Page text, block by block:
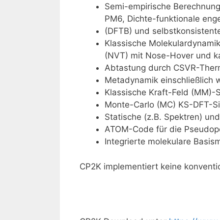
Semi-empirische
PM6, Dichte-funktionale
(DFTB) und
Klassische
(NVT) mit Nose-Hover und
Abtastung durch CSVR-
Metadynamik einschließlich
Klassische Kraft-Feld (MM)-
Monte-Carlo (MC) KS-DFT-
Statische (z.B. Spektren)
ATOM-Code für die
Integrierte molekulare
CP2K implementiert keine